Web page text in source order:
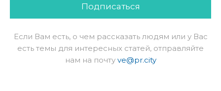
Подписаться
Если Вам есть, о чем рассказать людям или у Вас
есть темы для интересных статей, отправляйте
нам на почту ve@pr.city